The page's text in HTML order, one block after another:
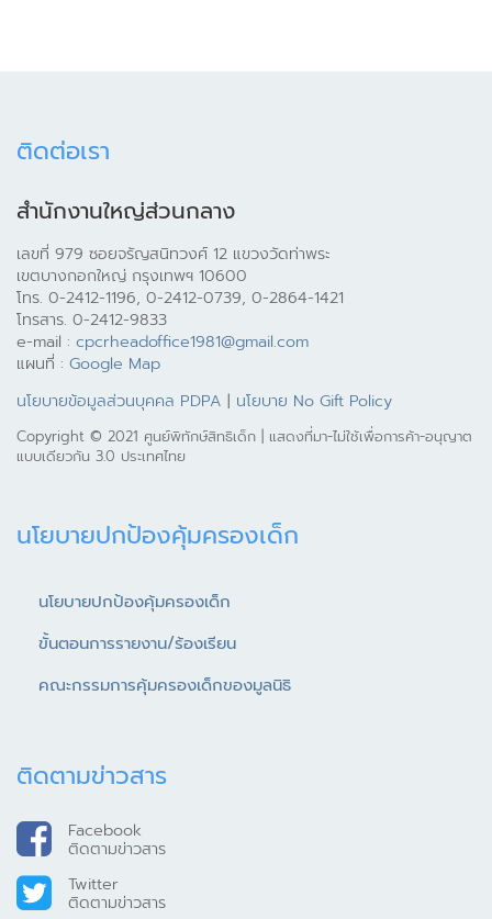
ติดต่อเรา
สำนักงานใหญ่ส่วนกลาง
เลขที่ 979 ซอยจรัญสนิทวงศ์ 12 แขวงวัดท่าพระ
เขตบางกอกใหญ่ กรุงเทพฯ 10600
โทร. 0-2412-1196, 0-2412-0739, 0-2864-1421
โทรสาร. 0-2412-9833
e-mail : cpcrheadoffice1981@gmail.com
แผนที่ : Google Map
นโยบายข้อมูลส่วนบุคคล PDPA | นโยบาย No Gift Policy
Copyright © 2021 ศูนย์พิทักษ์สิทธิเด็ก | แสดงที่มา-ไม่ใช้เพื่อการค้า-อนุญาต
แบบเดียวกัน 3.0 ประเทศไทย
นโยบายปกป้องคุ้มครองเด็ก
นโยบายปกป้องคุ้มครองเด็ก
ขั้นตอนการรายงาน/ร้องเรียน
คณะกรรมการคุ้มครองเด็กของมูลนิธิ
ติดตามข่าวสาร
Facebook
ติดตามข่าวสาร
Twitter
ติดตามข่าวสาร